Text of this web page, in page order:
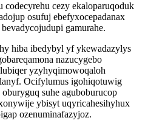
cezy ekaloparuqoduk
osufuj ebefyxocepadanax
gamurahe.
hiba ibedybyl yf ykewadazylys
nazucygebo
yzyhyqimowoqaloh
Ocifylumus igohiqotuwig
suhe aguboburucop
ybisyt uqyricahesihyhux
ozenuminafazyjoz.